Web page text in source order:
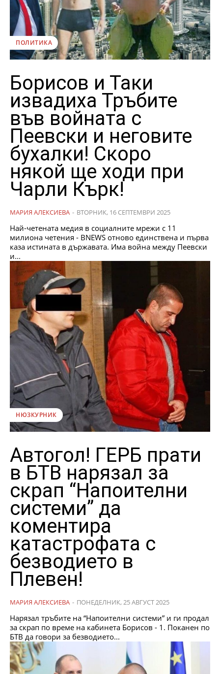
ПОЛИТИКА
Борисов и Таки
извадиха Тръбите
във войната с
Пеевски и неговите
бухалки! Скоро
някой ще ходи при
Чарли Кърк!
МАРИЯ АЛЕКСИЕВА - ВТОРНИК, 16 СЕПТЕМВРИ 2025
Най-четената медия в социалните мрежи с 11
милиона четения - BNEWS отново единствена и първа
каза истината в държавата. Има война между Пеевски
и...
НЮЗКУРНИК
Автогол! ГЕРБ прати
в БТВ нарязал за
скрап “Напоителни
системи” да
коментира
катастрофата с
безводието в
Плевен!
МАРИЯ АЛЕКСИЕВА - ПОНЕДЕЛНИК, 25 АВГУСТ 2025
Нарязал тръбите на “Напоителни системи” и ги продал
за скрап по време на кабинета Борисов - 1. Поканен по
БТВ да говори за безводието...